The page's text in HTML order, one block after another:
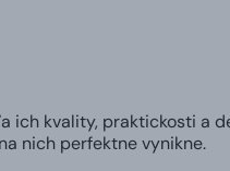
kvality, praktickosti a
nich perfektne vynikne.